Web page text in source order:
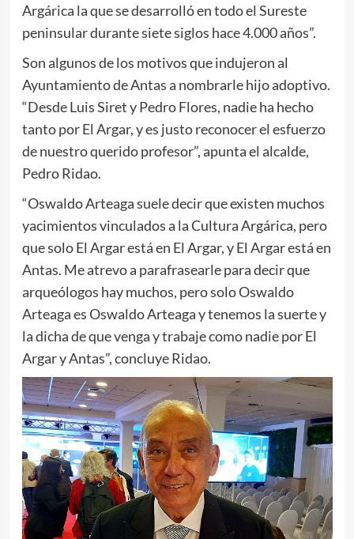
Argárica la que se desarrolló en todo el Sureste
peninsular durante siete siglos hace 4.000 años”.
Son algunos de los motivos que indujeron al
Ayuntamiento de Antas a nombrarle hijo adoptivo.
“Desde Luis Siret y Pedro Flores, nadie ha hecho
tanto por El Argar, y es justo reconocer el esfuerzo
de nuestro querido profesor”, apunta el alcalde,
Pedro Ridao.
“Oswaldo Arteaga suele decir que existen muchos
yacimientos vinculados a la Cultura Argárica, pero
que solo El Argar está en El Argar, y El Argar está en
Antas. Me atrevo a parafrasearle para decir que
arqueólogos hay muchos, pero solo Oswaldo
Arteaga es Oswaldo Arteaga y tenemos la suerte y
la dicha de que venga y trabaje como nadie por El
Argar y Antas”, concluye Ridao.